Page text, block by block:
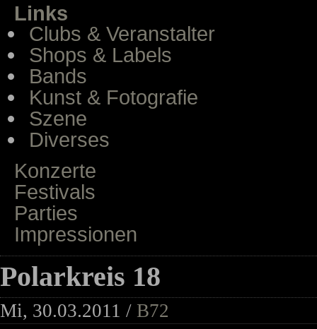
Links
Clubs & Veranstalter
Shops & Labels
Bands
Kunst & Fotografie
Szene
Diverses
Konzerte
Festivals
Parties
Impressionen
Polarkreis 18
Mi, 30.03.2011 / B72